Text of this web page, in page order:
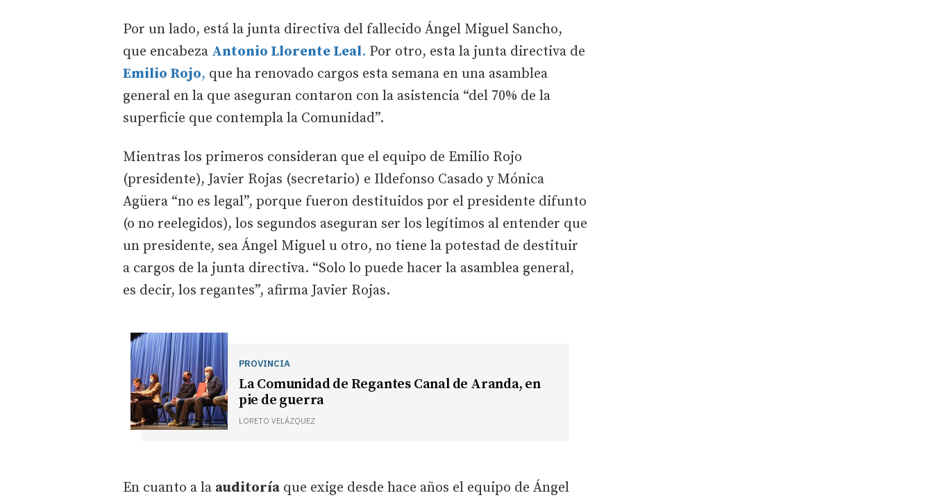
Por un lado, está la junta directiva del fallecido Ángel Miguel Sancho,
que encabeza Antonio Llorente Leal. Por otro, esta la junta directiva de
Emilio Rojo, que ha renovado cargos esta semana en una asamblea
general en la que aseguran contaron con la asistencia “del 70% de la
superficie que contempla la Comunidad”.
Mientras los primeros consideran que el equipo de Emilio Rojo
(presidente), Javier Rojas (secretario) e Ildefonso Casado y Mónica
Agüera “no es legal”, porque fueron destituidos por el presidente difunto
(o no reelegidos), los segundos aseguran ser los legítimos al entender que
un presidente, sea Ángel Miguel u otro, no tiene la potestad de destituir
a cargos de la junta directiva. “Solo lo puede hacer la asamblea general,
es decir, los regantes”, afirma Javier Rojas.
PROVINCIA
La Comunidad de Regantes Canal de Aranda, en
pie de guerra
LORETO VELÁZQUEZ
En cuanto a la auditoría que exige desde hace años el equipo de Ángel